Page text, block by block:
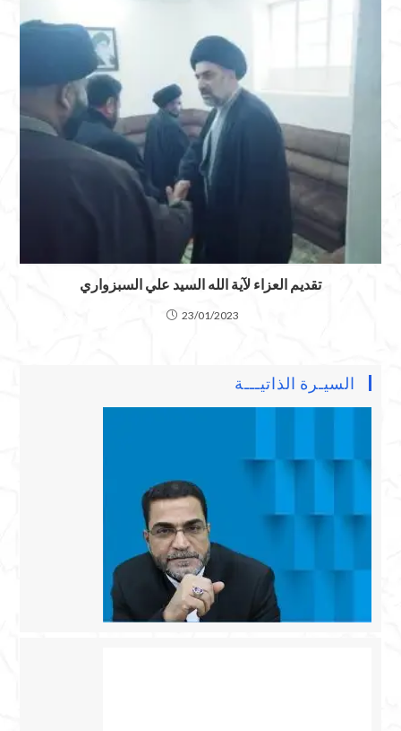
تقديم العزاء لآية الله السيد علي السبزواري
23/01/2023
السيـرة الذاتيـــة